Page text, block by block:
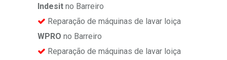
Indesit no Barreiro
Reparação de máquinas de lavar loiça
WPRO no Barreiro
Reparação de máquinas de lavar loiça